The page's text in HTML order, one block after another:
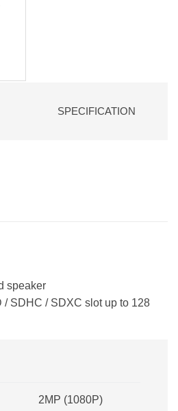
SPECIFICATION
speaker
/ SDHC / SDXC slot up to 128
2MP (1080P)